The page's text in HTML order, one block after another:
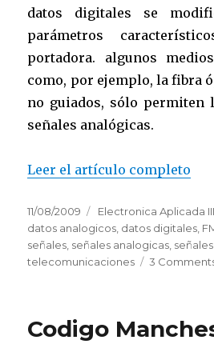
datos digitales se
parámetros
portadora. algunos
como, por ejemplo, la fibra
no guiados, sólo permiten
señales analógicas.
Leer el artículo completo
Posted
on
11/08/2009 Categories
Electronica Aplicada III
datos analogicos, datos digitales,
señales, señales analogicas,
telecomunicaciones
3
Codigo